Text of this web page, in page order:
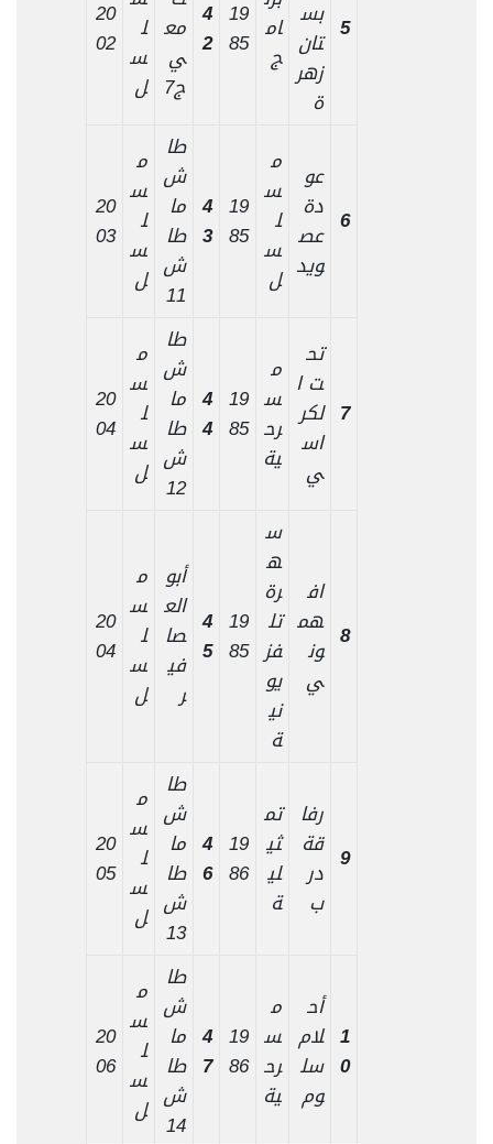
5 بس
تان
زهر
ة
ام
ج
19
85
4
2 مع
ي
ج7
ل
س
ل
20
02
6
عو
دة
عص
ويد
م
س
ل
س
ل
19
85
4
3
طا
ش
ما
طا
ش
11
م
س
ل
س
ل
20
03
7
تح
ت ا
لكر
اس
ي
م
س
رح
ية
19
85
4
4
طا
ش
ما
طا
ش
12
م
س
ل
س
ل
20
04
8
اف
هم
ون
ي
س
ه
رة
تل
فز
يو
ني
ة
19
85
4
5
أبو
الع
صا
في
ر
م
س
ل
س
ل
20
04
9
رفا
قة
در
ب
تم
ثي
لي
ة
19
86
4
6
طا
ش
ما
طا
ش
13
م
س
ل
س
ل
20
05
1
0
أح
لام
سل
وم
م
س
رح
ية
19
86
4
7
طا
ش
ما
طا
ش
14
م
س
ل
س
ل
20
06